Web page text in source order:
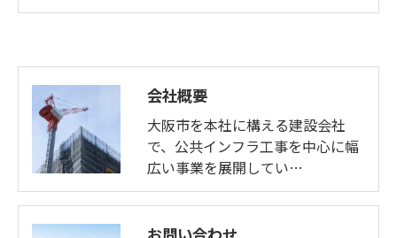
会社概要
大阪市を本社に構える建設会社
で、公共インフラ工事を中心に幅
広い事業を展開してい…